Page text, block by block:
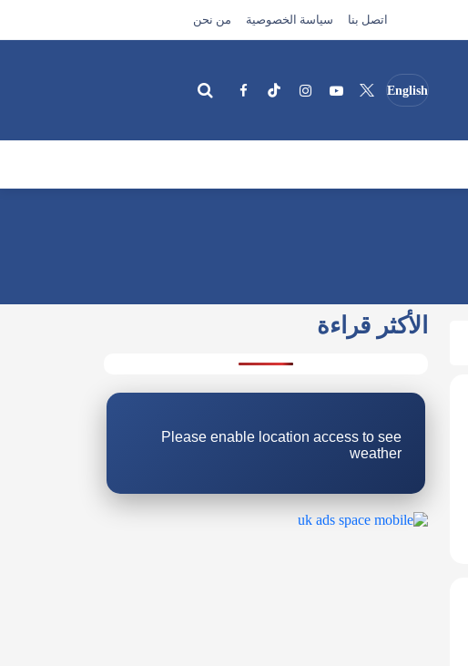
اتصل بنا سياسة الخصوصية من نحن
English
الأكثر قراءة
Please enable location access to see
weather